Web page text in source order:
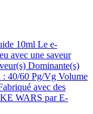
10ml Le e-
avec une saveur
Dominante(s)
40/60 Pg/Vg Volume
avec des
WARS par E-